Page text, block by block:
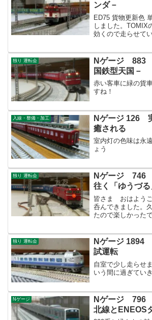
ンダ－
ED75 貨物更新色
しました。TOMIX
効くので走らせて
独り 運転会
Nゲージ 883
国鉄型天国－
赤い客車に緑の貨
すね！
入線・整備・加工
Nゲージ 126
癒される
室内灯の色味は永
ょう
独り 運転会
Nゲージ 746
往く「ゆうづる
皆さま おはよう
呑んできました。
たので楽しかった
に晩期の「ゆうづ
たが、牽引機を
独り 運転会
Nゲージ 1894
試運転
自室で少し走らせ
いう間に過ぎてい
Nゲージ
Nゲージ 796
北線とENEOS